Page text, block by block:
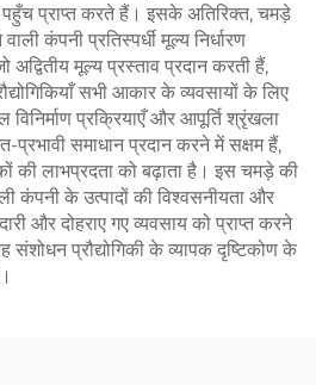
पहुँच प्राप्त करते हैं। इसके अतिरिक्त, चमड़े
कंपनी प्रतिस्पर्धी मूल्य निर्धारण
मूल्य प्रस्ताव प्रदान करती हैं,
सभी आकार के व्यवसायों के लिए
प्रक्रियाएँ और आपूर्ति श्रृंखला
समाधान प्रदान करने में सक्षम हैं,
की लाभप्रदता को बढ़ाता है। इस चमड़े की
कंपनी के उत्पादों की विश्वसनीयता और
और दोहराए गए व्यवसाय को प्राप्त करने
प्रौद्योगिकी के व्यापक दृष्टिकोण के